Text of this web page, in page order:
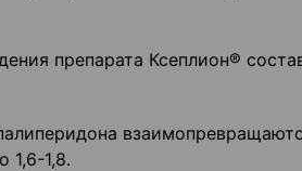
препарата Ксеплион®
1,6-1,8.